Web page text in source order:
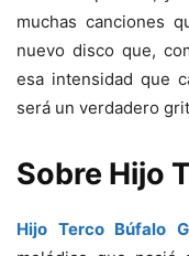
muchas canciones
nuevo disco que,
esa intensidad que
será un verdadero
Sobre Hijo
Hijo Terco Búfalo